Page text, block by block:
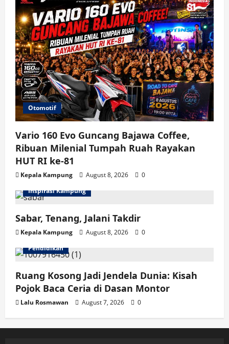
Otomotif
Vario 160 Evo Guncang Bajawa Coffee,
Ribuan Milenial Tumpah Ruah Rayakan
HUT RI ke-81
Kepala Kampung August 8, 2026
0
Inspirasi Kampung
Sabar, Tenang, Jalani Takdir
Kepala Kampung August 8, 2026
0
Pendidikan
Ruang Kosong Jadi Jendela Dunia: Kisah
Pojok Baca Ceria di Dasan Montor
Lalu Rosmawan August 7, 2026 0